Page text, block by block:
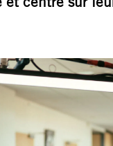
et centré sur